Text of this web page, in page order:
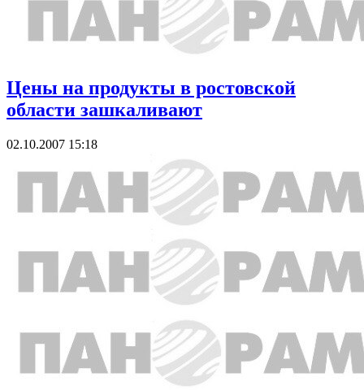
Цены на продукты в ростовской
области зашкаливают
02.10.2007 15:18